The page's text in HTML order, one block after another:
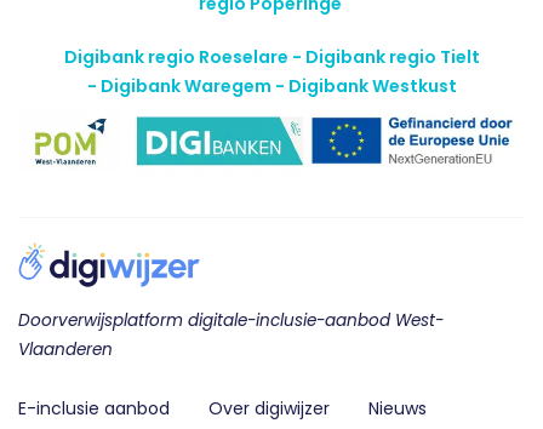
Digibank regio Roeselare - Digibank regio Tielt
- Digibank Waregem - Digibank Westkust
Doorverwijsplatform digitale-inclusie-aanbod West-
Vlaanderen
E-inclusie aanbod Over digiwijzer Nieuws